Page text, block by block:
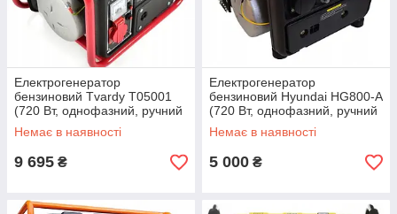
Електрогенератор
бензиновий Tvardy T05001
(720 Вт, однофазний, ручний
запуск, Польща)
Немає в наявності
9 695 ₴
Електрогенератор
бензиновий Hyundai HG800-A
(720 Вт, однофазний, ручний
запуск)
Немає в наявності
5 000 ₴